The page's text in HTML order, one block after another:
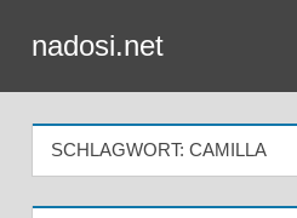
Inhalt
springen
nadosi.net
SCHLAGWORT: CAMILLA